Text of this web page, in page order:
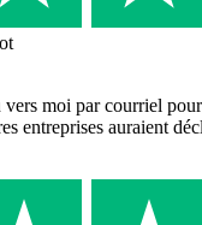
moi par courriel
entreprises auraient